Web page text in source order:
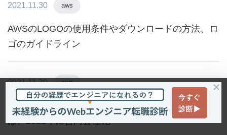
2021.11.30 aws
AWSのLOGOの使用条件やダウンロードの方法、ロ
ゴのガイドライン
2021.11.30 aws
AWS Japan（アマゾンウェブサービスジャパン）
は、2021年に合同会社化